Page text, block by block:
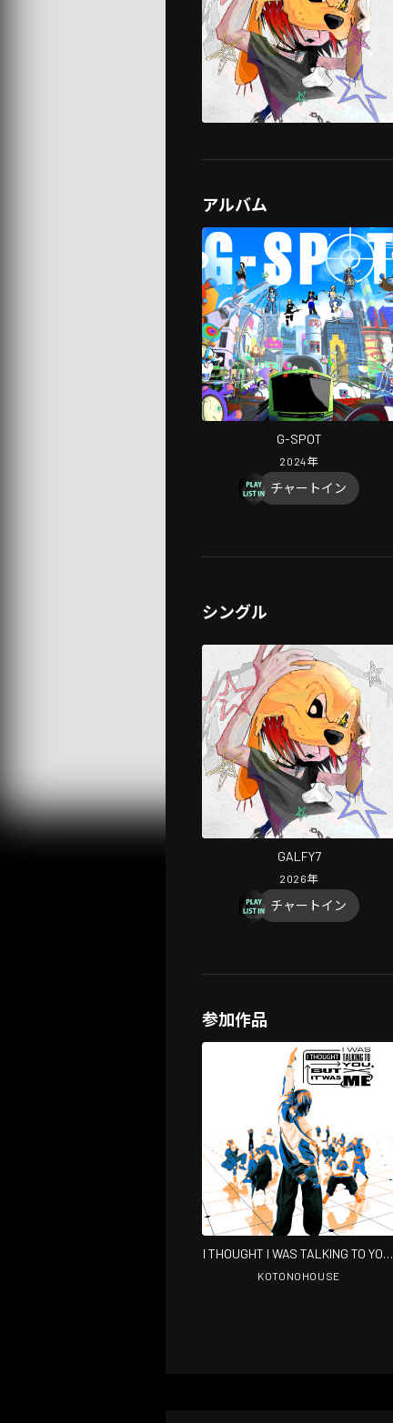
アルバム
G-SPOT
2024年
チャートイン
シングル
GALFY7
2026年
チャートイン
参加作品
I THOUGHT I WAS TALKING TO YOU,
BUT IT WAS ME
KOTONOHOUSE